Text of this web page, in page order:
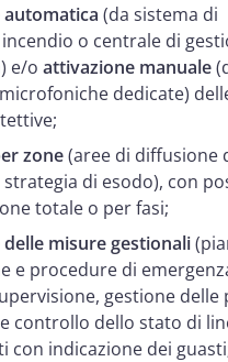
(da sistema di
o centrale di
e/o attivazione manuale
dedicate)
zone(aree di diffusione
strategia di esodo), con
totale o per fasi;
misure gestionali
e procedure di
gestione delle
controllo dello stato di
con indicazione dei